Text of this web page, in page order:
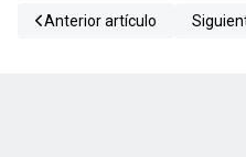
Anterior artículo